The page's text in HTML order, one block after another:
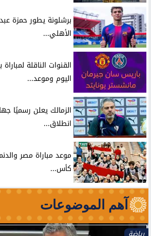
برشلونة يطور حمزة
الأهلي...
القنوات الناقلة
اليوم وموعد...
الزمالك يعلن رسميًا
انطلاق...
موعد مباراة مصر
كأس...
آهم الموضوعات